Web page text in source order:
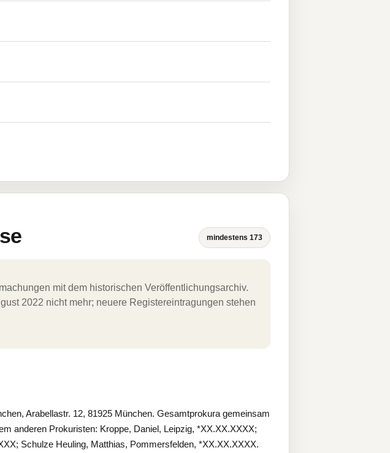
mindestens 173
mit dem historischen Veröffentlichungsarchiv.
2022 nicht mehr; neuere Registereintragungen stehen
Arabellastr. 12, 81925 München. Gesamtprokura gemeinsam
anderen Prokuristen: Kroppe, Daniel, Leipzig, *XX.XX.XXXX;
Schulze Heuling, Matthias, Pommersfelden, *XX.XX.XXXX.